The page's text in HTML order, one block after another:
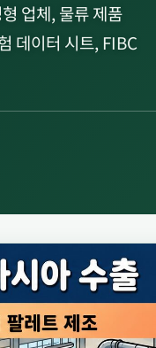
업체, 물류 제품
데이터 시트, FIBC